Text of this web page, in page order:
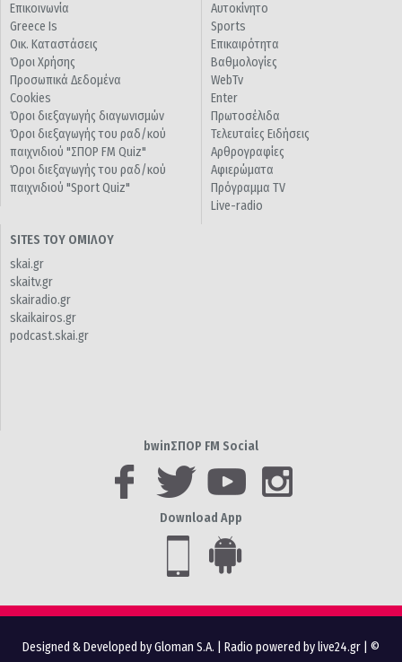
Επικοινωνία
Greece Is
Οικ. Καταστάσεις
Όροι Χρήσης
Προσωπικά Δεδομένα
Cookies
Όροι διεξαγωγής διαγωνισμών
Όροι διεξαγωγής του ραδ/κού
παιχνιδιού "ΣΠΟΡ FM Quiz"
Όροι διεξαγωγής του ραδ/κού
παιχνιδιού "Sport Quiz"
Αυτοκίνητο
Sports
Επικαιρότητα
Βαθμολογίες
WebTv
Enter
Πρωτοσέλιδα
Τελευταίες Ειδήσεις
Αρθρογραφίες
Αφιερώματα
Πρόγραμμα TV
Live-radio
SITES ΤΟΥ ΟΜΙΛΟΥ
skai.gr
skaitv.gr
skairadio.gr
skaikairos.gr
podcast.skai.gr
bwinΣΠΟΡ FM Social
Download App
Designed & Developed by Gloman S.A. Radio powered by live24.gr | ©